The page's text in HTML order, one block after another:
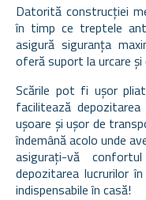
Datorită construcției
în timp ce treptele
asigură siguranța
oferă suport la urcare și
Scările pot fi ușor
facilitează
ușoare și ușor de
îndemână acolo unde
asigurați-vă
depozitarea lucrurilor
indispensabile în casă!